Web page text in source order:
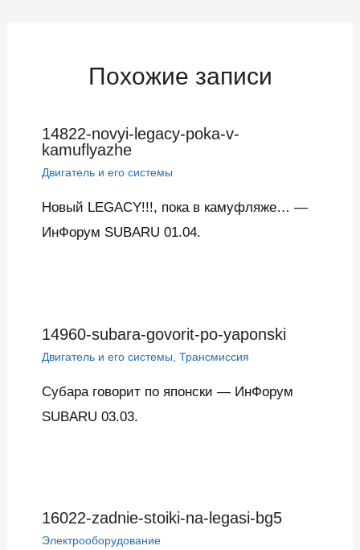
Похожие записи
14822-novyi-legacy-poka-v-
kamuflyazhe
Двигатель и его системы
Новый LEGACY!!!, пока в камуфляже… —
ИнФорум SUBARU 01.04.
14960-subara-govorit-po-yaponski
Двигатель и его системы Трансмиссия
Субара говорит по японски — ИнФорум
SUBARU 03.03.
16022-zadnie-stoiki-na-legasi-bg5
Электрооборудование